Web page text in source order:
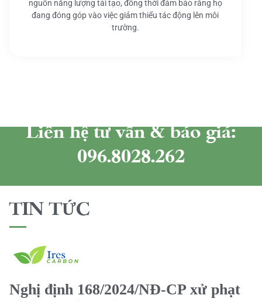
nguồn năng lượng tái tạo, đồng thời đảm bảo rằng họ
đang đóng góp vào việc giảm thiểu tác động lên môi
trường.
Liên hệ tư vấn & báo giá:
096.8028.262
TIN TỨC
Nghị định 168/2024/NĐ-CP xử phạt